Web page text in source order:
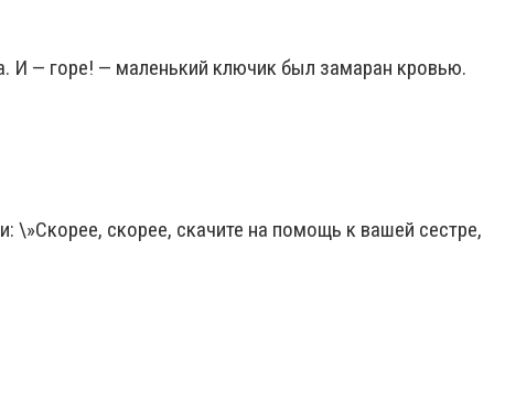
И — горе! — маленький ключик был замаран кровью.
\»Скорее, скорее, скачите на помощь к вашей сестре,